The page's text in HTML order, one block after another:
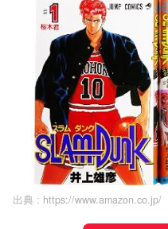
出典 : https://www.amazon.co.jp/